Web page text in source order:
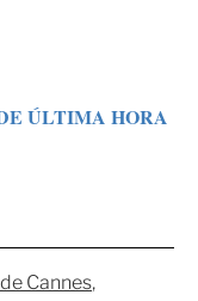
ÚLTIMA HORA
Cannes